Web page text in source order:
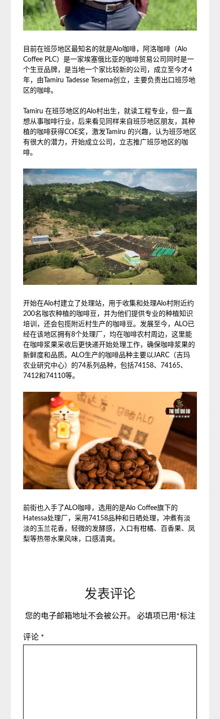
目前在班莎地区最知名的就是Alo咖啡，阿洛咖啡（Alo
Coffee PLC）是一家埃塞俄比亚的咖啡贸易公司同时是一
个生豆品牌，是当地一个家比较新的公司，成立至今才4
年，由Tamiru Tadesse Tesema创立，主要负责出口班莎地
区的咖啡。
Tamiru 在班莎地区的Alo村出生，就读工程专业，但一直
想从事咖啡行业，后来看见同样来自班莎地区朋友，其种
植的咖啡获得COE奖，激发Tamiru 的兴趣，认为班莎地区
有很大的潜力，开始成立公司，立志推广班莎地区的咖
啡。
开始在Alo村建立了处理站，用于收集和处理Alo村附近约
200名咖农种植的咖啡豆，并为他们提供专业的种植知识
培训，还会包揽附近村生产的咖啡豆。发展至今，ALO已
经在该地区拥有8个处理厂，均在咖啡农村周边，这里能
在咖啡浆果采收后更快递开始处理工作，确保咖啡浆果的
新鲜度和品质。ALO生产的咖啡品种主要以JARC（吉玛
农业研究中心）的74系列品种，包括74158、74165、
7412和74110等。
前街也入手了ALO咖啡，选用的是Alo Coffee旗下的
Hatessa处理厂，采用74158品种和日晒处理，冲煮有淡
淡的玉兰花香，轻微的发酵感，入口有柑橘、百香果、凤
梨等热带水果风味，口感清爽。
发表评论
您的电子邮箱地址不会被公开。 必填项已用 *标注
评论 *